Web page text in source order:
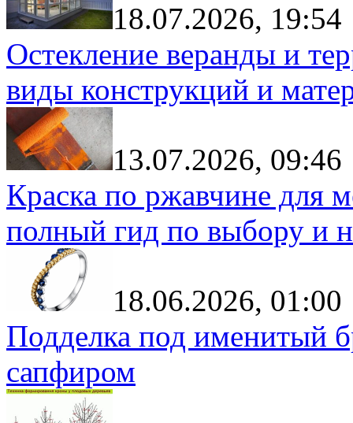
18.07.2026, 19:54
Остекление веранды и
виды конструкций и
13.07.2026, 09:46
Краска по ржавчине для
полный гид по выбору и
18.06.2026, 01:00
Подделка под именитый
сапфиром